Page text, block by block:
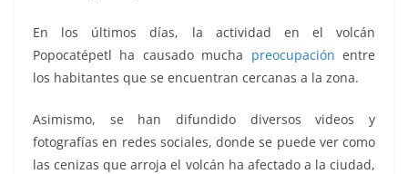
En los últimos días, la actividad en el volcán
Popocatépetl ha causado mucha preocupación entre
los habitantes que se encuentran cercanas a la zona.
Asimismo, se han difundido diversos videos y
fotografías en redes sociales, donde se puede ver como
las cenizas que arroja el volcán ha afectado a la ciudad,